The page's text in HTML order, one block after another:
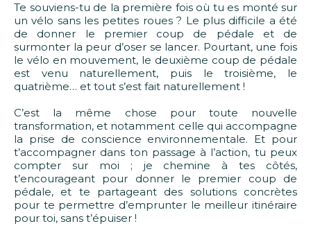
Te souviens-tu de la première fois où tu es monté sur
un vélo sans les petites roues ? Le plus difficile a été
de donner le premier coup de pédale et de
surmonter la peur d’oser se lancer. Pourtant, une fois
le vélo en mouvement, le deuxième coup de pédale
est venu naturellement, puis le troisième, le
quatrième… et tout s’est fait naturellement !
C’est la même chose pour toute nouvelle
transformation, et notamment celle qui accompagne
la prise de conscience environnementale. Et pour
t’accompagner dans ton passage à l’action, tu peux
compter sur moi ; je chemine à tes côtés,
t’encourageant pour donner le premier coup de
pédale, et te partageant des solutions concrètes
pour te permettre d’emprunter le meilleur itinéraire
pour toi, sans t’épuiser !